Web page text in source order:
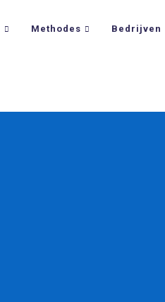
Methodes Bedrijven